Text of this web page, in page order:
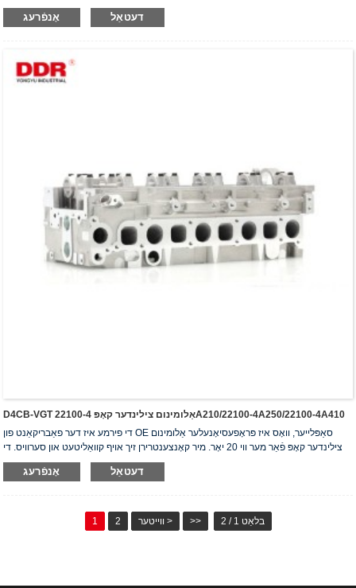
צילינדער קאָפּ האָבן באַקומען די ISO16949 אויטענטיפֿיקאַציע סערטיפֿיקאַט, "דער
הויך-פאַרזיגלטער צילינדער קאָפּ", "די לאַנגע נוצלעכקייט פון צילינדער קאָפּ" און די אַנדערע
אָנפֿרעג דעטאַל
D4CB-VGT אַלומינום צילינדער קאָפּ 22100-4A210/22100-4A250/22100-4A410
די פירמע איז דער פאַבריקאַנט פון OE סאַפּלייער, וואָס איז פּראָפעסיאָנעלער אַלומינום
צילינדער קאָפּ פֿאַר מער ווי 20 יאָר. מיר קאָנצענטרירן זיך אויף קוואַליטעט און סערוויס. די
צילינדער קאָפּ האָבן באַקומען די ISO16949 אויטענטיפֿיקאַציע סערטיפֿיקאַט, "דער
הויך-פאַרזיגלטער צילינדער קאָפּ", "די לאַנגע נוצלעכקייט פון צילינדער קאָפּ" און די אַנדערע
אָנפֿרעג דעטאַל
1 2 ווייטער > >> בלאַט 1 / 2